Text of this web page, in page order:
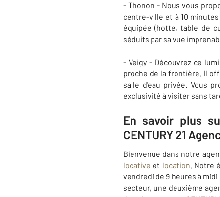
- Thonon - Nous vous
centre-ville et à 10
équipée (hotte, table de
séduits par sa vue
- Veigy - Découvrez ce
proche de la frontière. Il
salle d'eau privée. Vous
exclusivité à visiter sans
En savoir plus
CENTURY 21
Bienvenue dans notre
locative et location. Notre
vendredi de 9 heures à
secteur, une deuxième